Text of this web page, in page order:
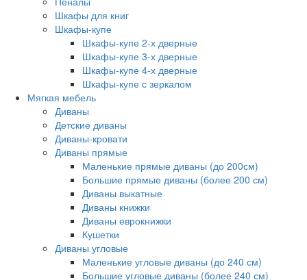
Шкафы для книг
Шкафы-купе
Шкафы-купе 2-х дверные
Шкафы-купе 3-х дверные
Шкафы-купе 4-х дверные
Шкафы-купе с зеркалом
Мягкая мебель
Диваны
Детские диваны
Диваны-кровати
Диваны прямые
Маленькие прямые диваны (до 200см)
Большие прямые диваны (более 200 см)
Диваны выкатные
Диваны книжки
Диваны еврокнижки
Кушетки
Диваны угловые
Маленькие угловые диваны (до 240 см)
Большие угловые диваны (более 240 см)